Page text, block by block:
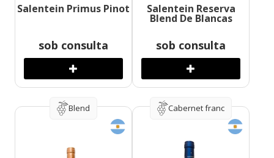
Salentein Primus Pinot
sob consulta
Salentein Reserva
Blend De Blancas
sob consulta
Blend Cabernet franc